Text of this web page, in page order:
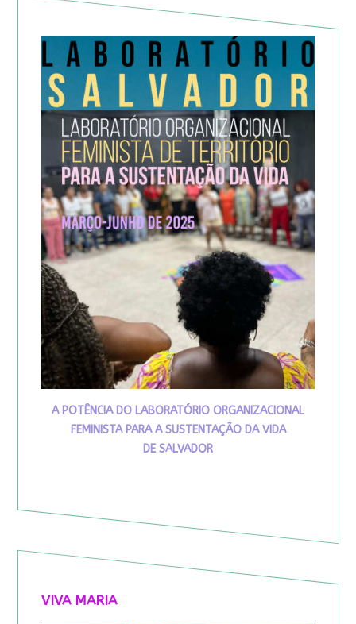
A POTÊNCIA DO LABORATÓRIO ORGANIZACIONAL
FEMINISTA PARA A SUSTENTAÇÃO DA VIDA
DE SALVADOR
VIVA MARIA